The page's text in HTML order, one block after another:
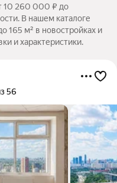
10 260 000 ₽ до
В нашем каталоге
165 м² в новостройках и
и характеристики.
56